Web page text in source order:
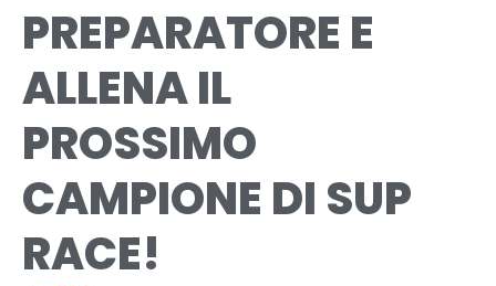
PREPARATORE E
ALLENA IL
PROSSIMO
CAMPIONE DI SUP
RACE!